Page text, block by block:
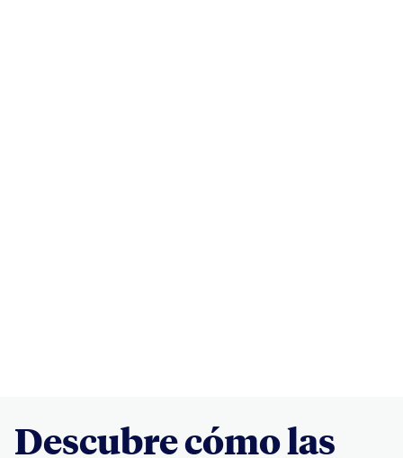
Descubre cómo las